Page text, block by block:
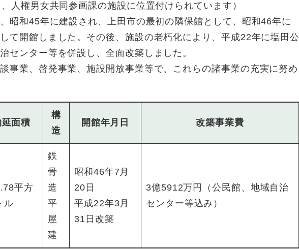
、人権男女共同参画課の施設に位置付けられています）
昭和45年に建設され、上田市の最初の隣保館として、昭和46年に
て開館しました。その後、施設の老朽化により、平成22年に塩田公
センター等を併設し、全面改築しました。
事業、啓発事業、施設開放事業等で、これらの諸事業の充実に努め
面積
構
造
開館年月日 改築事業費
平方
ル
鉄
骨
造
平
屋
建
昭和46年7月
20日
平成22年3月
31日改築
3億5912万円（公民館、地域自治
センター等込み）